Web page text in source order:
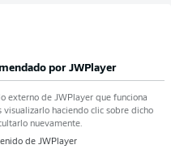
por JWPlayer
externo de JWPlayerque funciona
haciendo clic sobre dicho
nuevamente.
de JWPlayer